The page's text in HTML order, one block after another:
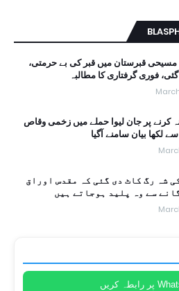
مسیحی قبرستان میں قبر کی بے حرمتی،
فوری گرفتاری کا مطالبہ
کرنے پر جان لیوا حملے میں زخمی وقاص
لکھا بیان سامنے آگیا
شہ رگ کاٹ دی گئی کہ مقدس اوراق
سے وہ پلید ہوجاتے ہیں